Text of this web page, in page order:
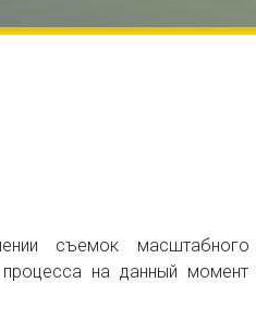
съемок масштабного
процесса на данный момент